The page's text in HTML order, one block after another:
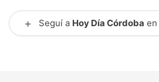
+ Seguí a Hoy Día Córdoba en